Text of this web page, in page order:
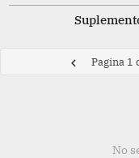
chevron_left Pagina 1
No